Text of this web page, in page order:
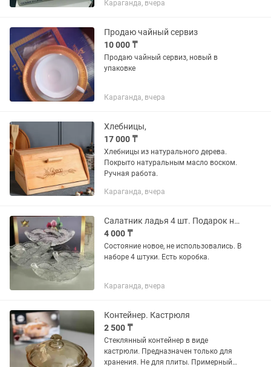
Караганда, вчера
Продаю чайный сервиз
10 000 ₸
Продаю чайный сервиз, новый в
упаковке
Караганда, вчера
Хлебницы,
17 000 ₸
Хлебницы из натурального дерева.
Покрыто натуральным масло воском.
Ручная работа.
Караганда, вчера
Салатник ладья 4 шт. Подарок на Новый год
4 000 ₸
Состояние новое, не использовались. В
наборе 4 штуки. Есть коробка.
Караганда, вчера
Контейнер. Кастрюля
2 500 ₸
Стеклянный контейнер в виде
кастрюли. Предназначен только для
хранения. Не для плиты. Примерный